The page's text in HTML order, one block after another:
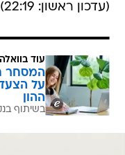
(עדכון ראשון: 22:19)
עוד בוואלה
המסחר
על
ההון
בשיתוף